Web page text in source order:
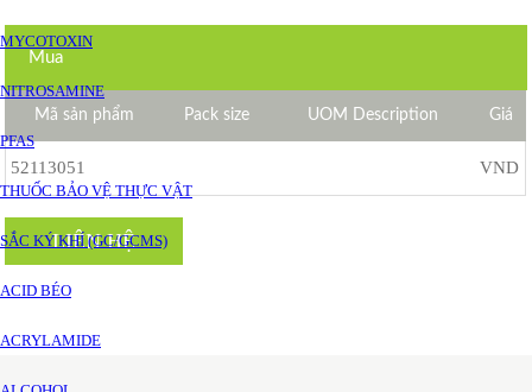
MYCOTOXIN
NITROSAMINE
PFAS
THUỐC BẢO VỆ THỰC VẬT
SẮC KÝ KHÍ (GC/GCMS)
ACID BÉO
ACRYLAMIDE
Mua
Mã sản phẩm Pack size UOM Description Giá
52113051 VND
LIÊN HỆ